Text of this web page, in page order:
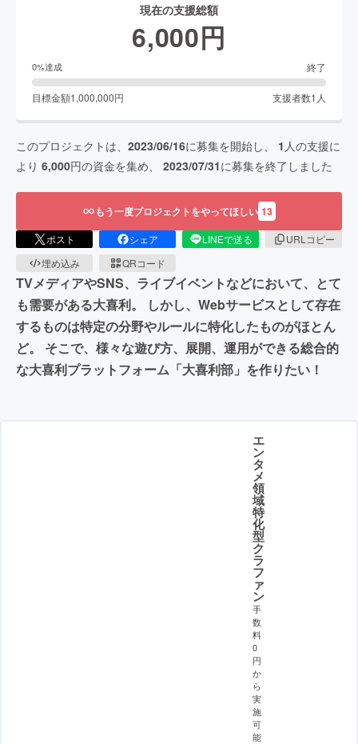
現在の支援総額
6,000円
0%達成 終了
目標金額1,000,000円 支援者数1 人
このプロジェクトは、 2023/06/16に募集を開始し、 1 人の支援に
より 6,000円の資金を集め、 2023/07/31に募集を終了しました
もう一度プロジェクトをやってほしい 13
ポスト シェア LINEで送る
URLコピー
埋め込み
QRコード
TVメディアやSNS、ライブイベントなどにおいて、とて
も需要がある大喜利。 しかし、Webサービスとして存在
するものは特定の分野やルールに特化したものがほとん
ど。 そこで、様々な遊び方、展開、運用ができる総合的
な大喜利プラットフォーム「大喜利部」を作りたい！
エ
ン
タ
メ
領
域
特
化
型
ク
ラ
フ
ァ
ン
手
数
料
0
円
か
ら
実
施
可
能